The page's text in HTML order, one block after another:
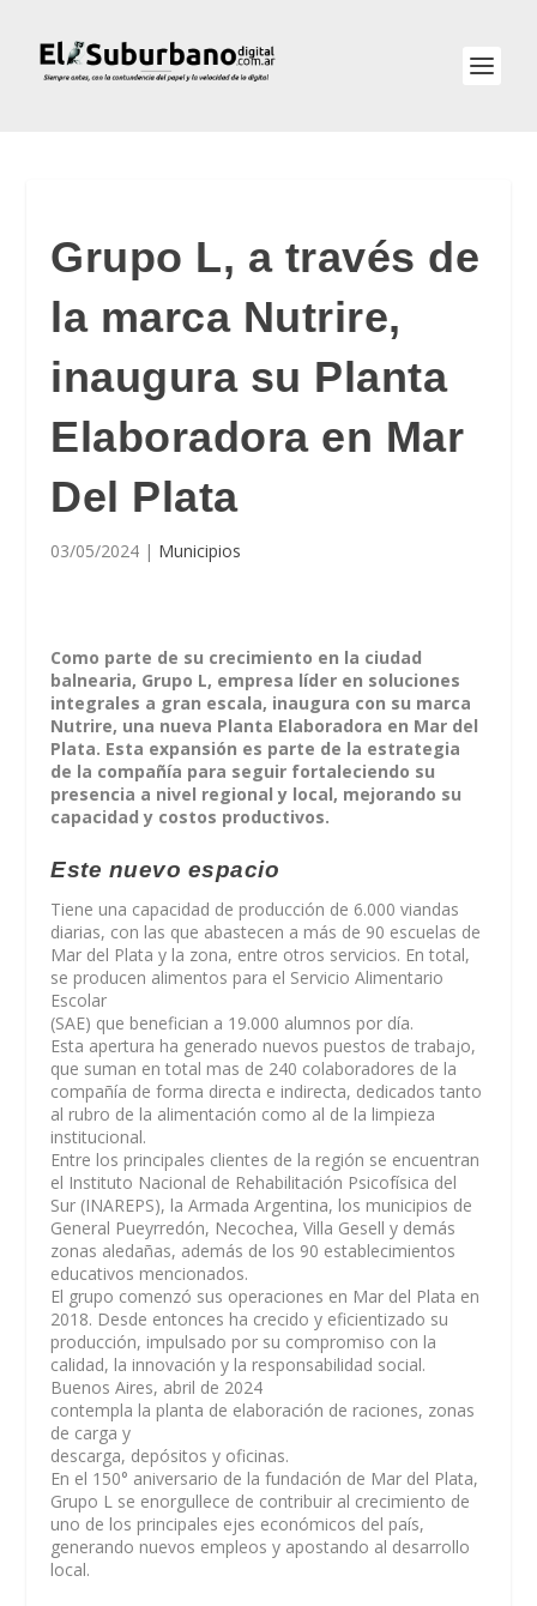
Grupo L, a través de
la marca Nutrire,
inaugura su Planta
Elaboradora en Mar
Del Plata
03/05/2024 | Municipios
Como parte de su crecimiento en la ciudad
balnearia, Grupo L, empresa líder en soluciones
integrales a gran escala, inaugura con su marca
Nutrire, una nueva Planta Elaboradora en Mar del
Plata. Esta expansión es parte de la estrategia
de la compañía para seguir fortaleciendo su
presencia a nivel regional y local, mejorando su
capacidad y costos productivos.
Este nuevo espacio
Tiene una capacidad de producción de 6.000 viandas
diarias, con las que abastecen a más de 90 escuelas de
Mar del Plata y la zona, entre otros servicios. En total,
se producen alimentos para el Servicio Alimentario
Escolar
(SAE) que benefician a 19.000 alumnos por día.
Esta apertura ha generado nuevos puestos de trabajo,
que suman en total mas de 240 colaboradores de la
compañía de forma directa e indirecta, dedicados tanto
al rubro de la alimentación como al de la limpieza
institucional.
Entre los principales clientes de la región se encuentran
el Instituto Nacional de Rehabilitación Psicofísica del
Sur (INAREPS), la Armada Argentina, los municipios de
General Pueyrredón, Necochea, Villa Gesell y demás
zonas aledañas, además de los 90 establecimientos
educativos mencionados.
El grupo comenzó sus operaciones en Mar del Plata en
2018. Desde entonces ha crecido y eficientizado su
producción, impulsado por su compromiso con la
calidad, la innovación y la responsabilidad social.
Buenos Aires, abril de 2024
contempla la planta de elaboración de raciones, zonas
de carga y
descarga, depósitos y oficinas.
En el 150° aniversario de la fundación de Mar del Plata,
Grupo L se enorgullece de contribuir al crecimiento de
uno de los principales ejes económicos del país,
generando nuevos empleos y apostando al desarrollo
local.